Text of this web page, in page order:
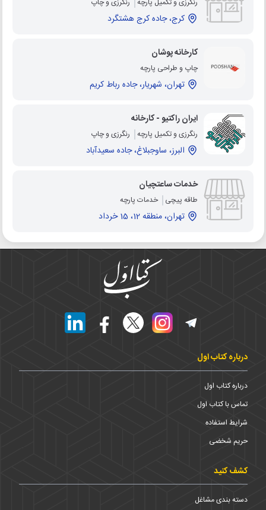
کرج، جاده کرج هشتگرد
کارخانه پوشان
چاپ و طراحی پارچه
تهران، شهریار، جاده رباط کریم
ایران راکتیو - کارخانه
رنگرزی و تکمیل پارچه رنگرزی و چاپ
البرز، ساوجبلاغ، جاده سعیدآباد
خدمات ساعتچیان
طاقه پیچی خدمات پارچه
تهران، منطقه 12، 15 خرداد
درباره کتاب اول
درباره کتاب اول
تماس با کتاب اول
شرایط استفاده
حریم شخضی
کشف کنید
دسته بندی مشاغل